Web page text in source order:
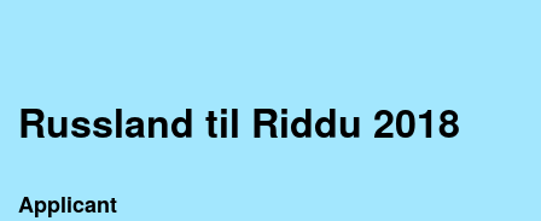
Russland til Riddu 2018
Applicant